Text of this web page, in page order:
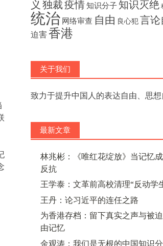
义 独裁疫情知识分子 知识灭绝
统治 网络审查 自由 良心犯言论
迫害香港
关于我们
致力于提升中国人的表达自由、思想
最新文章
林兆彬：《唯红花绽放》当记忆
反抗
王学泰：文革前高校清理“反动学
王丹：论习近平的连任之路
为香港存档：留下真实之声与被
由记忆
金观涛：我们是无根的中国知识